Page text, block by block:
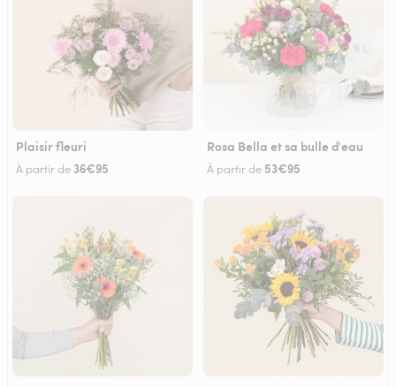
Plaisir fleuri
À partir de 36€95
Rosa Bella et sa bulle d'eau
À partir de 53€95